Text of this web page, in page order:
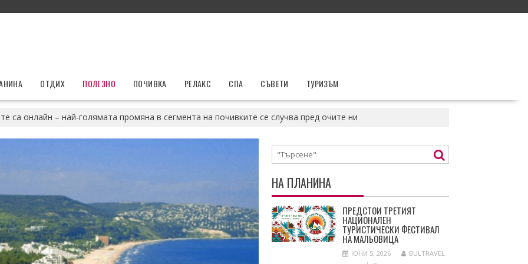
ОТДИХ ПОЛЕЗНО ПОЧИВКА РЕЛАКС СПА СЪВЕТИ ТУРИЗЪМ
са онлайн – най-голямата промяна в сегмента на почивките се случва пред очите ни
НА ПЛАНИНА
ПРЕДСТОИ ТРЕТИЯТ
НАЦИОНАЛЕН
ТУРИСТИЧЕСКИ ФЕСТИВАЛ
НА МАЛЬОВИЦА
ЮНИ 5, 2026
BULTRAVEL